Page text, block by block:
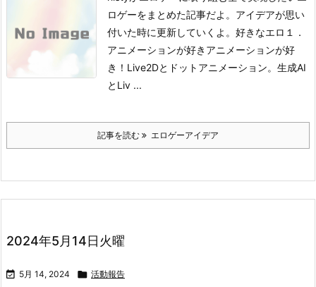
ロゲーをまとめた記事だよ。アイデアが思い
付いた時に更新していくよ。 好きなエロ１．
アニメーションが好き アニメーションが好
き！Live2Dとドットアニメーション。生成AI
とLiv ...
記事を読む エロゲーアイデア
2024年5月14日火曜
 5月 14, 2024  活動報告